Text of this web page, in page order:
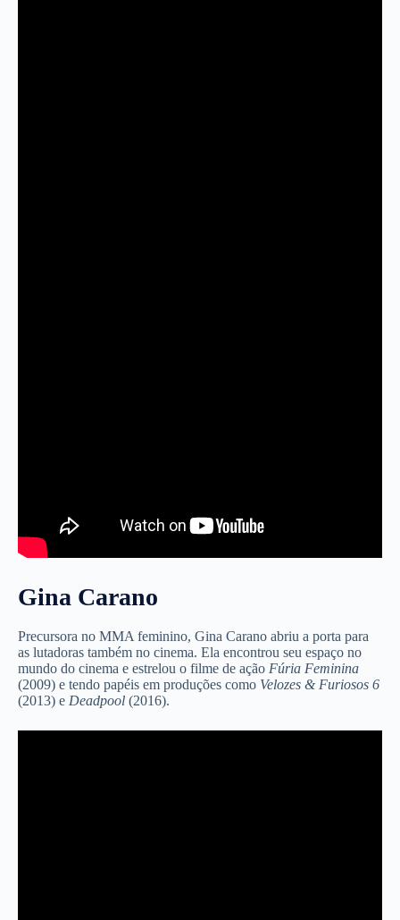
Gina Carano
Precursora no MMA feminino, Gina Carano abriu a porta para
as lutadoras também no cinema. Ela encontrou seu espaço no
mundo do cinema e estrelou o filme de ação Fúria Feminina
(2009) e tendo papéis em produções como Velozes & Furiosos 6
(2013) e Deadpool (2016).